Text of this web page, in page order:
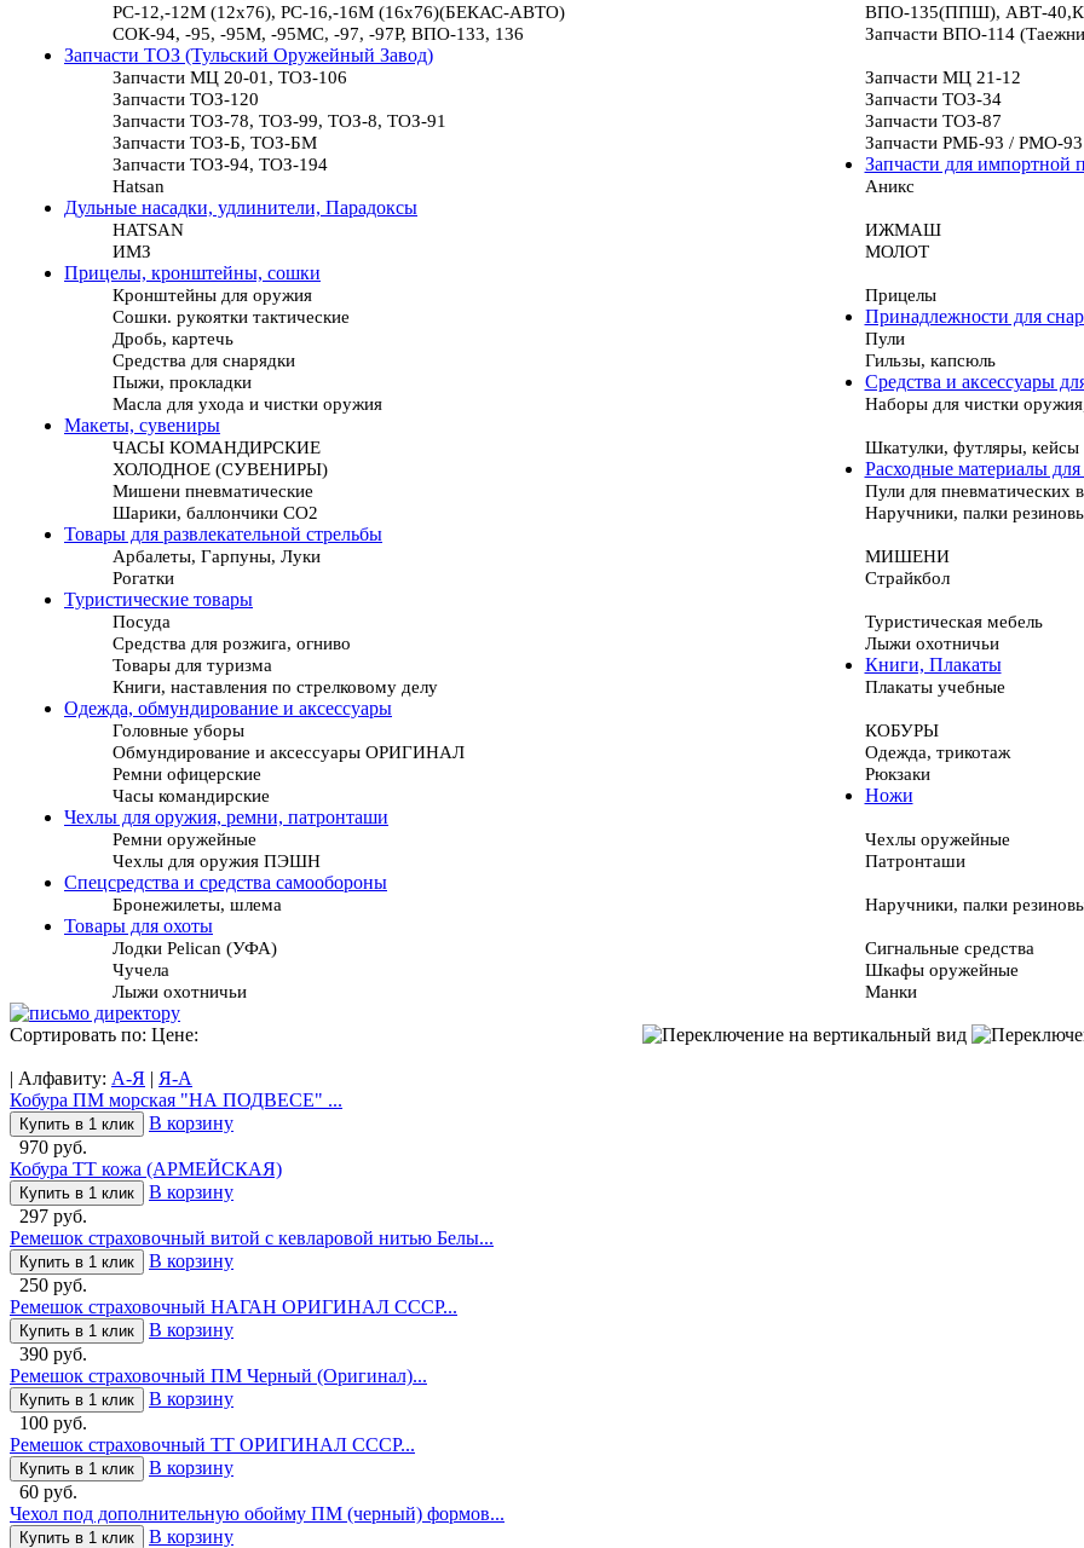
РС-12,-12М (12х76), РС-16,-16М (16х76)(БЕКАС-АВТО)
ВПО-135(ППШ), АВТ-
СОК-94, -95, -95М, -95МС, -97, -97Р, ВПО-133, 136
Запчасти ВПО-114
Запчасти ТОЗ (Тульский Оружейный Завод)
Запчасти МЦ 20-01, ТОЗ-106
Запчасти МЦ 21-12
Запчасти ТОЗ-120
Запчасти ТОЗ-34
Запчасти ТОЗ-78, ТОЗ-99, ТОЗ-8, ТОЗ-91
Запчасти ТОЗ-87
Запчасти ТОЗ-Б, ТОЗ-БМ
Запчасти РМБ-93 / РМО-93
Запчасти ТОЗ-94, ТОЗ-194
Запчасти для импортной
Hatsan
Аникс
Дульные насадки, удлинители, Парадоксы
HATSAN
ИЖМАШ
ИМЗ
МОЛОТ
Прицелы, кронштейны, сошки
Кронштейны для оружия
Прицелы
Сошки. рукоятки тактические
Принадлежности для
Дробь, картечь
Пули
Средства для снарядки
Гильзы, капсюль
Пыжи, прокладки
Средства и аксессуары
Масла для ухода и чистки оружия
Наборы для чистки
Макеты, сувениры
ЧАСЫ КОМАНДИРСКИЕ
Шкатулки, футляры, кейсы
ХОЛОДНОЕ (СУВЕНИРЫ)
Расходные материалы
Мишени пневматические
Пули для пневматических
Шарики, баллончики СО2
Наручники, палки
Товары для развлекательной стрельбы
Арбалеты, Гарпуны, Луки
МИШЕНИ
Рогатки
Страйкбол
Туристические товары
Посуда
Туристическая мебель
Средства для розжига, огниво
Лыжи охотничьи
Товары для туризма
Книги, Плакаты
Книги, наставления по стрелковому делу
Плакаты учебные
Одежда, обмундирование и аксессуары
Головные уборы
КОБУРЫ
Обмундирование и аксессуары ОРИГИНАЛ
Одежда, трикотаж
Ремни офицерские
Рюкзаки
Часы командирские
Ножи
Чехлы для оружия, ремни, патронташи
Ремни оружейные
Чехлы оружейные
Чехлы для оружия ПЭШН
Патронташи
Спецсредства и средства самообороны
Бронежилеты, шлема
Наручники, палки
Товары для охоты
Лодки Pelican (УФА)
Сигнальные средства
Чучела
Шкафы оружейные
Лыжи охотничьи
Манки
Сортировать по: Цене:
| Алфавиту: А-Я | Я-А
Кобура ПМ морская "НА ПОДВЕСЕ" ...
Купить в 1 клик
В корзину
970 руб.
Кобура ТТ кожа (АРМЕЙСКАЯ)
Купить в 1 клик
В корзину
297 руб.
Ремешок страховочный витой с кевларовой нитью Белы...
Купить в 1 клик
В корзину
250 руб.
Ремешок страховочный НАГАН ОРИГИНАЛ СССР...
Купить в 1 клик
В корзину
390 руб.
Ремешок страховочный ПМ Черный (Оригинал)...
Купить в 1 клик
В корзину
100 руб.
Ремешок страховочный ТТ ОРИГИНАЛ СССР...
Купить в 1 клик
В корзину
60 руб.
Чехол под дополнительную обойму ПМ (черный) формов...
Купить в 1 клик
В корзину